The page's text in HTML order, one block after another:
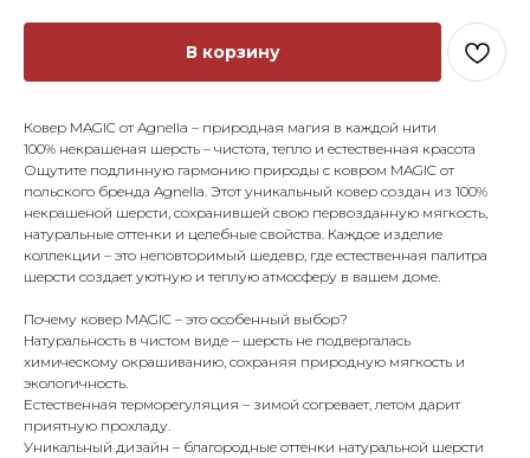
В корзину
Ковер MAGIC от Agnella – природная магия в каждой нити
100% некрашеная шерсть – чистота, тепло и естественная красота
Ощутите подлинную гармонию природы с ковром MAGIC от
польского бренда Agnella. Этот уникальный ковер создан из 100%
некрашеной шерсти, сохранившей свою первозданную мягкость,
натуральные оттенки и целебные свойства. Каждое изделие
коллекции – это неповторимый шедевр, где естественная палитра
шерсти создает уютную и теплую атмосферу в вашем доме.
Почему ковер MAGIC – это особенный выбор?
Натуральность в чистом виде – шерсть не подвергалась
химическому окрашиванию, сохраняя природную мягкость и
экологичность.
Естественная терморегуляция – зимой согревает, летом дарит
приятную прохладу.
Уникальный дизайн – благородные оттенки натуральной шерсти